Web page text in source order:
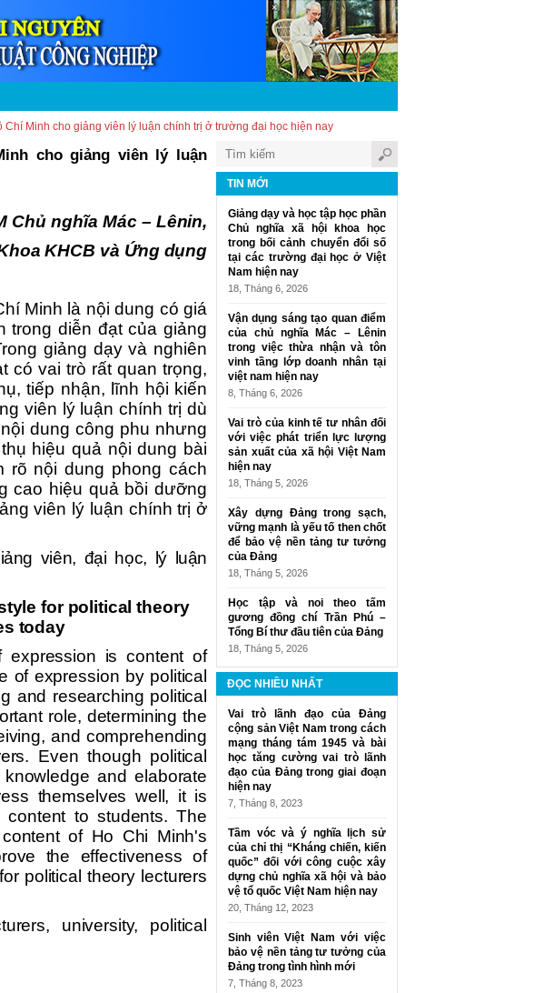
Chí Minh cho giảng viên lý luận chính trị ở trường đại học hiện nay
cho giảng viên lý luận
Chủ nghĩa Mác – Lênin,
KHCB và Ứng dụng
Minh là nội dung có giá
trong diễn đạt của giảng
giảng dạy và nghiên
có vai trò rất quan trọng,
tiếp nhận, lĩnh hội kiến
viên lý luận chính trị dù
dung công phu nhưng
hiệu quả nội dung bài
rõ nội dung phong cách
cao hiệu quả bồi dưỡng
viên lý luận chính trị ở
viên, đại học, lý luận
for political theory
today
is content of
of expression by political
and researching political
role, determining the
and comprehending
Even though political
and elaborate
themselves well, it is
to students. The
of Ho Chi Minh's
the effectiveness of
political theory lecturers
university, political
TIN MỚI
Giảng dạy và học tập học phần
Chủ nghĩa xã hội khoa học
trong bối cảnh chuyển đổi số
tại các trường đại học ở Việt
Nam hiện nay
18, Tháng 6, 2026
Vận dụng sáng tạo quan điểm
của chủ nghĩa Mác – Lênin
trong việc thừa nhận và tôn
vinh tầng lớp doanh nhân tại
việt nam hiện nay
8, Tháng 6, 2026
Vai trò của kinh tế tư nhân đối
với việc phát triển lực lượng
sản xuất của xã hội Việt Nam
hiện nay
18, Tháng 5, 2026
Xây dựng Đảng trong sạch,
vững mạnh là yếu tố then chốt
để bảo vệ nền tảng tư tưởng
của Đảng
18, Tháng 5, 2026
Học tập và noi theo tấm
gương đồng chí Trần Phú –
Tổng Bí thư đầu tiên của Đảng
18, Tháng 5, 2026
ĐỌC NHIỀU NHẤT
Vai trò lãnh đạo của Đảng
cộng sản Việt Nam trong cách
mạng tháng tám 1945 và bài
học tăng cường vai trò lãnh
đạo của Đảng trong giai đoạn
hiện nay
7, Tháng 8, 2023
Tầm vóc và ý nghĩa lịch sử
của chỉ thị “Kháng chiến, kiến
quốc” đối với công cuộc xây
dựng chủ nghĩa xã hội và bảo
vệ tổ quốc Việt Nam hiện nay
20, Tháng 12, 2023
Sinh viên Việt Nam với việc
bảo vệ nền tảng tư tưởng của
Đảng trong tình hình mới
7, Tháng 8, 2023